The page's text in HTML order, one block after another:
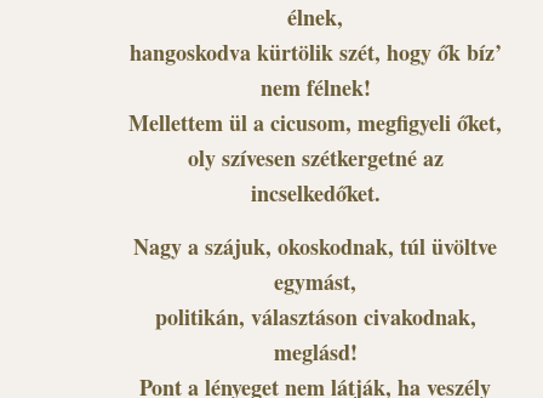
élnek,
hangoskodva kürtölik szét, hogy ők bíz’
nem félnek!
Mellettem ül a cicusom, megfigyeli őket,
oly szívesen szétkergetné az
incselkedőket.
Nagy a szájuk, okoskodnak, túl üvöltve
egymást,
politikán, választáson civakodnak,
meglásd!
Pont a lényeget nem látják, ha veszély